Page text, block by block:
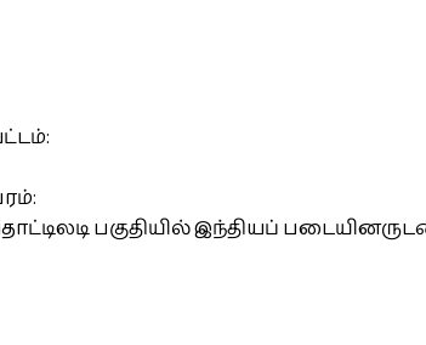
பகுதியில் இந்தியப்